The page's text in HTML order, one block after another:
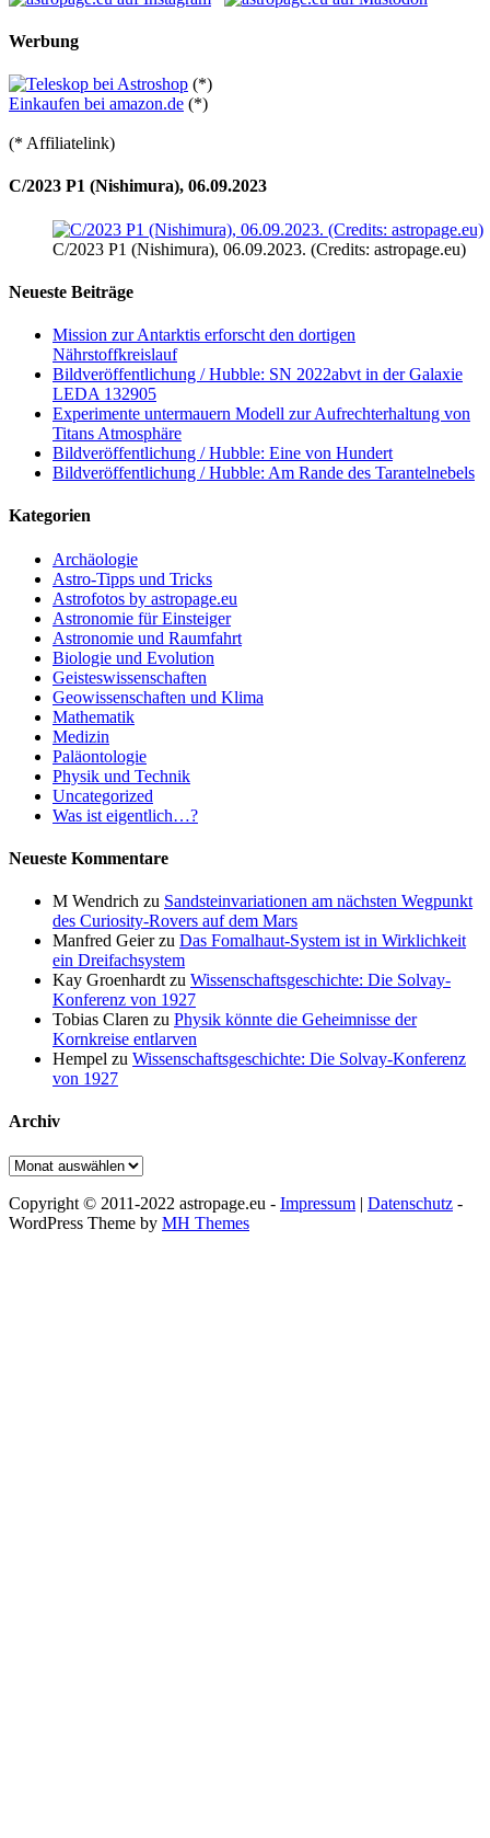
Werbung
(*)
Einkaufen bei amazon.de (*)
(* Affiliatelink)
C/2023 P1 (Nishimura), 06.09.2023
C/2023 P1 (Nishimura), 06.09.2023. (Credits: astropage.eu)
Neueste Beiträge
Mission zur Antarktis erforscht den dortigen
Nährstoffkreislauf
Bildveröffentlichung / Hubble: SN 2022abvt in der Galaxie
LEDA 132905
Experimente untermauern Modell zur Aufrechterhaltung von
Titans Atmosphäre
Bildveröffentlichung / Hubble: Eine von Hundert
Bildveröffentlichung / Hubble: Am Rande des Tarantelnebels
Kategorien
Archäologie
Astro-Tipps und Tricks
Astrofotos by astropage.eu
Astronomie für Einsteiger
Astronomie und Raumfahrt
Biologie und Evolution
Geisteswissenschaften
Geowissenschaften und Klima
Mathematik
Medizin
Paläontologie
Physik und Technik
Uncategorized
Was ist eigentlich…?
Neueste Kommentare
M Wendrich zu Sandsteinvariationen am nächsten Wegpunkt
des Curiosity-Rovers auf dem Mars
Manfred Geierzu Das Fomalhaut-System ist in Wirklichkeit
ein Dreifachsystem
Kay Groenhardt zu Wissenschaftsgeschichte: Die Solvay-
Konferenz von 1927
Tobias Claren zu Physik könnte die Geheimnisse der
Kornkreise entlarven
Hempel zu Wissenschaftsgeschichte: Die Solvay-Konferenz
von 1927
Archiv
Archiv
Copyright © 2011-2022 astropage.eu - Impressum | Datenschutz -
WordPress Theme by MH Themes